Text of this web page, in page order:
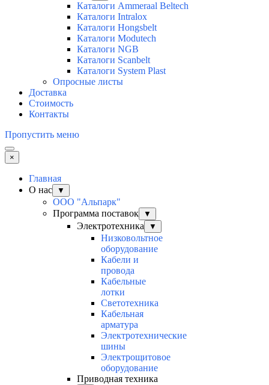
Каталоги Ammeraal Beltech
Каталоги Intralox
Каталоги Hongsbelt
Каталоги Modutech
Каталоги NGB
Каталоги Scanbelt
Каталоги System Plast
Опросные листы
Доставка
Стоимость
Контакты
Пропустить меню
×
Главная
О нас
▼
ООО "Альпарк"
Программа поставок
▼
Электротехника ▼
Низковольтное
оборудование
Кабели и
провода
Кабельные
лотки
Светотехника
Кабельная
арматура
Электротехнические
шины
Электрощитовое
оборудование
Приводная техника